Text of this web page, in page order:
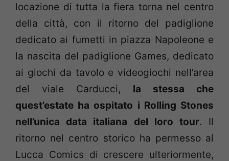
locazione di tutta la fiera torna nel centro
della città, con il ritorno del padiglione
dedicato ai fumetti in piazza Napoleone e
la nascita del padiglione Games, dedicato
ai giochi da tavolo e videogiochi nell’area
del viale Carducci, la stessa che
quest’estate ha ospitato i Rolling Stones
nell’unica data italiana del loro tour. Il
ritorno nel centro storico ha permesso al
Lucca Comics di crescere ulteriormente,